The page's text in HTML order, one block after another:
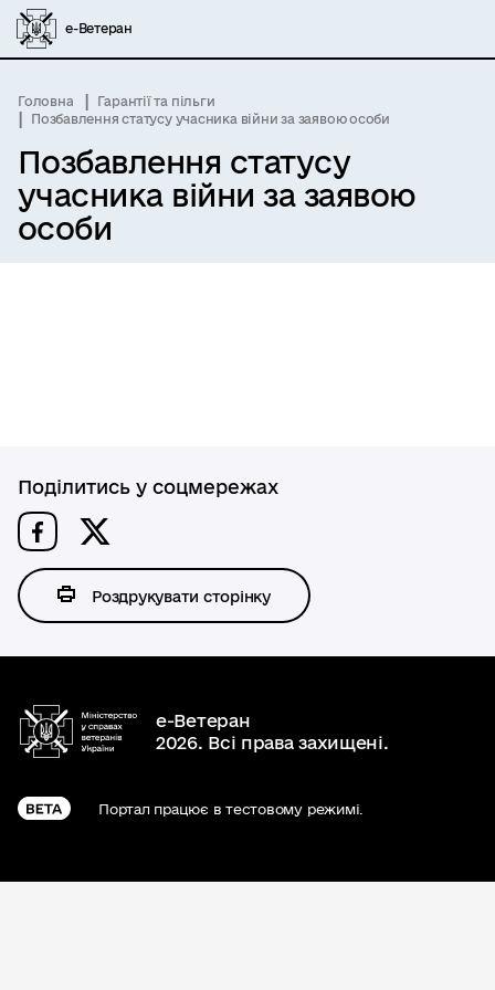
е-Ветеран
Головна
Гарантії та пільги
Позбавлення статусу учасника війни за заявою особи
Позбавлення статусу
учасника війни за заявою
особи
Поділитись у соцмережах
Роздрукувати сторінку
е-Ветеран
2026. Всі права захищені.
Портал працює в тестовому режимі.